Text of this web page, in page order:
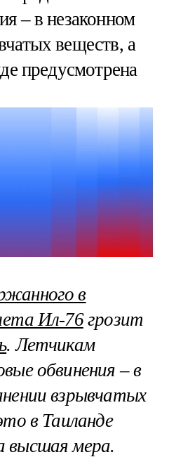
– в незаконном
веществ, а
предусмотрена
в
Ил-76грозит
. Летчикам
обвинения – в
взрывчатых
в Таиланде
высшая мера.